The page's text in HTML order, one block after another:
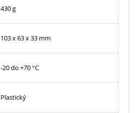
430 g
103 x 63 x 33 mm
-20 do +70 °C
Plastický